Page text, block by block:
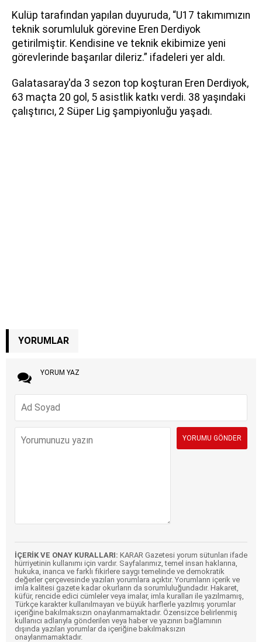
Kulüp tarafından yapılan duyuruda, “U17 takımımızın
teknik sorumluluk görevine Eren Derdiyok
getirilmiştir. Kendisine ve teknik ekibimize yeni
görevlerinde başarılar dileriz.” ifadeleri yer aldı.
Galatasaray'da 3 sezon top koşturan Eren Derdiyok,
63 maçta 20 gol, 5 asistlik katkı verdi. 38 yaşındaki
çalıştırıcı, 2 Süper Lig şampiyonluğu yaşadı.
YORUMLAR
YORUM YAZ
İÇERİK VE ONAY KURALLARI: KARAR Gazetesi yorum sütunları ifade
hürriyetinin kullanımı için vardır. Sayfalarımız, temel insan haklarına,
hukuka, inanca ve farklı fikirlere saygı temelinde ve demokratik
değerler çerçevesinde yazılan yorumlara açıktır. Yorumların içerik ve
imla kalitesi gazete kadar okurların da sorumluluğundadır. Hakaret,
küfür, rencide edici cümleler veya imalar, imla kuralları ile yazılmamış,
Türkçe karakter kullanılmayan ve büyük harflerle yazılmış yorumlar
içeriğine bakılmaksızın onaylanmamaktadır. Özensizce belirlenmiş
kullanıcı adlarıyla gönderilen veya haber ve yazının bağlamının
dışında yazılan yorumlar da içeriğine bakılmaksızın
onaylanmamaktadır.